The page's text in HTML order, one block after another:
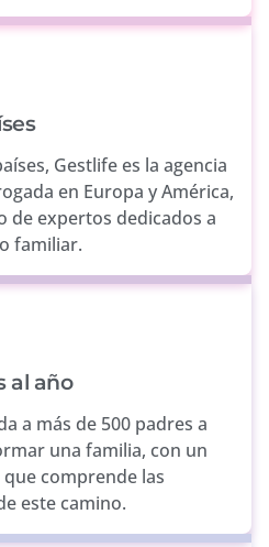
Gestlife es la agencia
en Europa y América,
expertos dedicados a
familiar.
al año
a más de 500 padres a
una familia, con un
comprende las
este camino.